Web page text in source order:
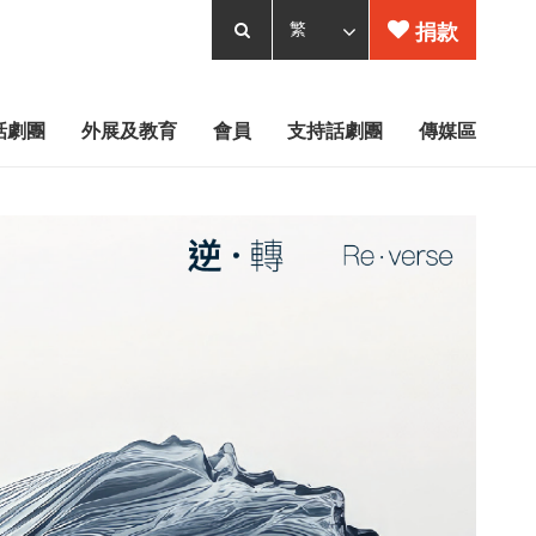
劇團 外展及教育 會員 支持話劇團 傳媒區
捐款